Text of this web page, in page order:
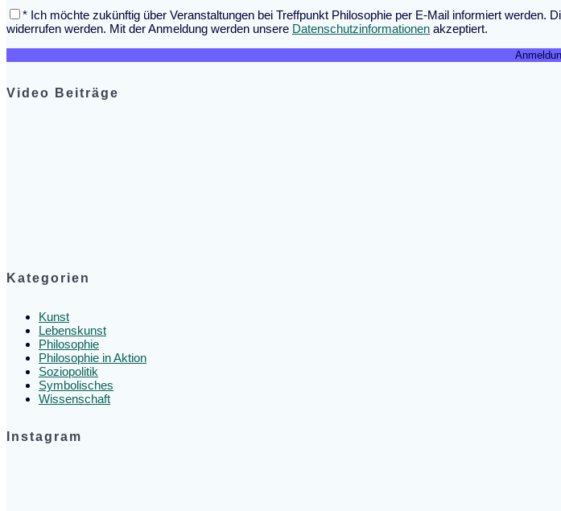
* Ich möchte zukünftig über Veranstaltungen bei Treffpunkt Philosophie per E-Mail informiert
widerrufen werden. Mit der Anmeldung werden unsere Datenschutzinformationen akzeptiert.
Video Beiträge
Kategorien
Kunst
Lebenskunst
Philosophie
Philosophie in Aktion
Soziopolitik
Symbolisches
Wissenschaft
Instagram